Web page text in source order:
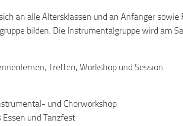
an alle Altersklassen und an Anfänger
bilden. Die Instrumentalgruppe wird am
Treffen, Workshop und Session
und Chorworkshop
und Tanzfest